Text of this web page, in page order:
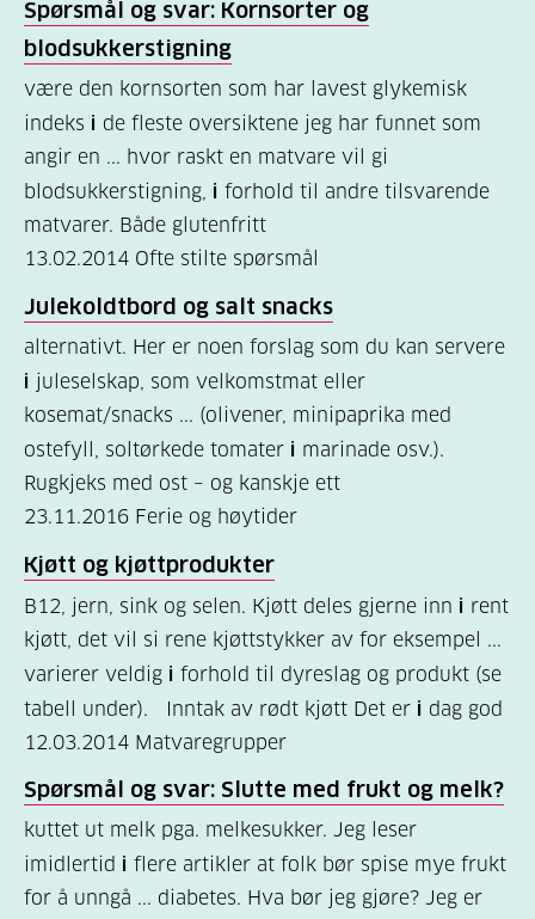
type
2
Hva
er
diabetes?
(7)
Bli
medlem
(1)
Spørsmål og svar: Kornsorter og
blodsukkerstigning
være den kornsorten som har lavest glykemisk
indeks i de fleste oversiktene jeg har funnet som
angir en ... hvor raskt en matvare vil gi
blodsukkerstigning, i forhold til andre tilsvarende
matvarer. Både glutenfritt
13.02.2014 Ofte stilte spørsmål
Julekoldtbord og salt snacks
alternativt. Her er noen forslag som du kan servere
i juleselskap, som velkomstmat eller
kosemat/snacks ... (olivener, minipaprika med
ostefyll, soltørkede tomater i marinade osv.).
Rugkjeks med ost – og kanskje ett
23.11.2016 Ferie og høytider
Kjøtt og kjøttprodukter
B12, jern, sink og selen. Kjøtt deles gjerne inn i rent
kjøtt, det vil si rene kjøttstykker av for eksempel ...
varierer veldig i forhold til dyreslag og produkt (se
tabell under). Inntak av rødt kjøtt Det er i dag god
12.03.2014 Matvaregrupper
Spørsmål og svar: Slutte med frukt og melk?
kuttet ut melk pga. melkesukker. Jeg leser
imidlertid i flere artikler at folk bør spise mye frukt
for å unngå ... diabetes. Hva bør jeg gjøre? Jeg er